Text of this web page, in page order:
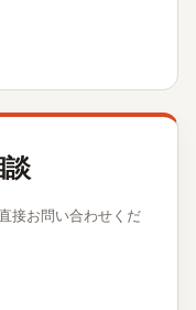
接お問い合わせくだ